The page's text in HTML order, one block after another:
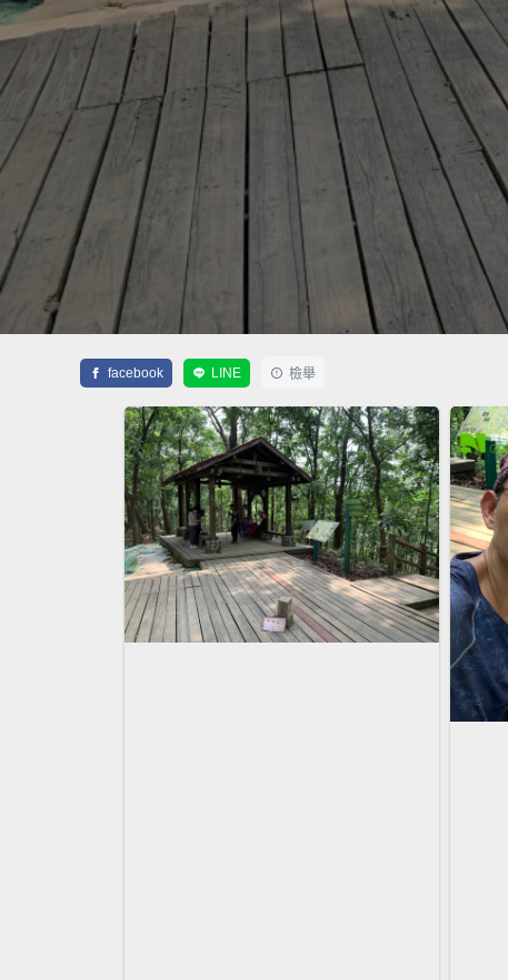
facebook LINE 檢舉